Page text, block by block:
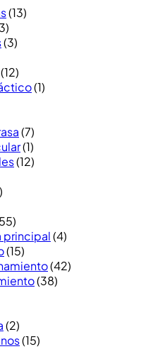
(13)
(3)
(12)
(1)
(7)
(1)
(12)
principal(4)
(15)
(42)
(38)
(2)
(15)